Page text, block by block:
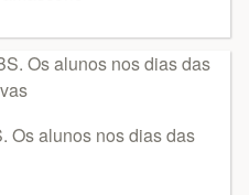
Os alunos nos dias das